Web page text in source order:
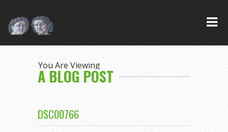
You Are Viewing
A BLOG POST
DSC00766